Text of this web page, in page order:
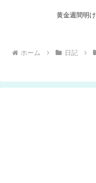
黄金週間明
ホーム 日記